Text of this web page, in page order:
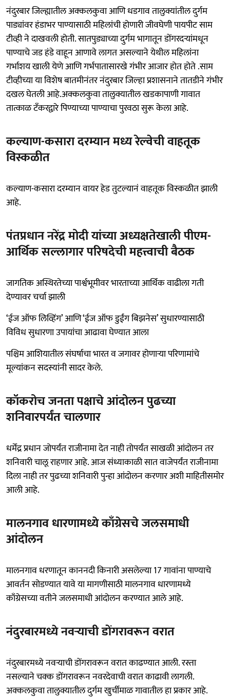
नंदुरबार जिल्ह्यातील अक्कलकुवा आणि धडगाव तालुक्यांतील दुर्गम
पाड्यांवर हंडाभर पाण्यासाठी महिलांची होणारी जीवघेणी पायपीट साम
टीव्ही ने दाखवली होती. सातपुड्याच्या दुर्गम भागातून डोंगरदऱ्यांमधून
पाण्याचे जड हंडे वाहून आणावे लागत असल्याने येथील महिलांना
गर्भाशय खाली येणे आणि गर्भपातासारखे गंभीर आजार होत होते .साम
टीव्हीच्या या विशेष बातमीनंतर नंदुरबार जिल्हा प्रशासनाने तातडीने गंभीर
दखल घेतली आहे.अक्कलकुवा तालुक्यातील खडकापाणी गावात
तात्काळ टँकरद्वारे पिण्याच्या पाण्याचा पुरवठा सुरू केला आहे.
कल्याण-कसारा दरम्यान मध्य रेल्वेची वाहतूक
विस्कळीत
कल्याण-कसारा दरम्यान वायर हेड तुटल्यानं वाहतूक विस्कळीत झाली
आहे.
पंतप्रधान नरेंद्र मोदी यांच्या अध्यक्षतेखाली पीएम-
आर्थिक सल्लागार परिषदेची महत्त्वाची बैठक
जागतिक अस्थिरतेच्या पार्श्वभूमीवर भारताच्या आर्थिक वाढीला गती
देण्यावर चर्चा झाली
‘ईज ऑफ लिव्हिंग’ आणि ‘ईज ऑफ डुईंग बिझनेस’ सुधारण्यासाठी
विविध सुधारणा उपायांचा आढावा घेण्यात आला
पश्चिम आशियातील संघर्षाचा भारत व जगावर होणाऱ्या परिणामांचे
मूल्यांकन सदस्यांनी सादर केले.
कॉकरोच जनता पक्षाचे आंदोलन पुढच्या
शनिवारपर्यंत चालणार
धर्मेंद्र प्रधान जोपर्यंत राजीनामा देत नाही तोपर्यंत साखळी आंदोलन तर
शनिवारी चालू राहणार आहे. आज संध्याकाळी सात वाजेपर्यंत राजीनामा
दिला नाही तर पुढच्या शनिवारी पुन्हा आंदोलन करणार अशी माहितीसमोर
आली आहे.
मालनगाव धारणामध्ये काँग्रेसचे जलसमाधी
आंदोलन
मालनगाव धरणातून काननदी किनारी असलेल्या 17 गावांना पाण्याचे
आवर्तन सोडण्यात यावे या मागणीसाठी मालनगाव धारणामध्ये
काँग्रेसच्या वतीने जलसमाधी आंदोलन करण्यात आले आहे.
नंदुरबारमध्ये नवऱ्याची डोंगरावरून वरात
नंदुरबारमध्ये नवऱ्याची डोंगरावरून वरात काढण्यात आली. रस्ता
नसल्याने चक्क डोंगरावरून नवरदेवाची वरात काढावी लागली.
अक्कलकुवा तालुक्यातील दुर्गम खुर्चीमाळ गावातील हा प्रकार आहे.